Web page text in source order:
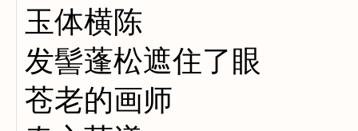
玉体横陈
发髻蓬松遮住了眼
苍老的画师